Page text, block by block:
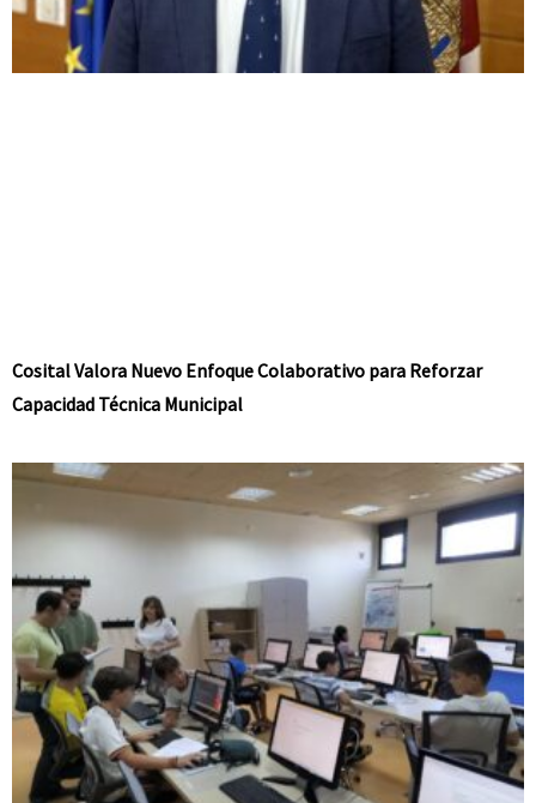
Cosital Valora Nuevo Enfoque Colaborativo para Reforzar
Capacidad Técnica Municipal